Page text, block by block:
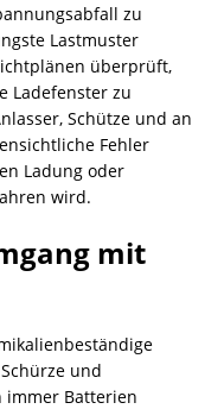
zu
Lastmuster
überprüft,
Ladefenster zu
Schütze und an
Fehler
Ladung oder
wird.
mit
und
immer Batterien